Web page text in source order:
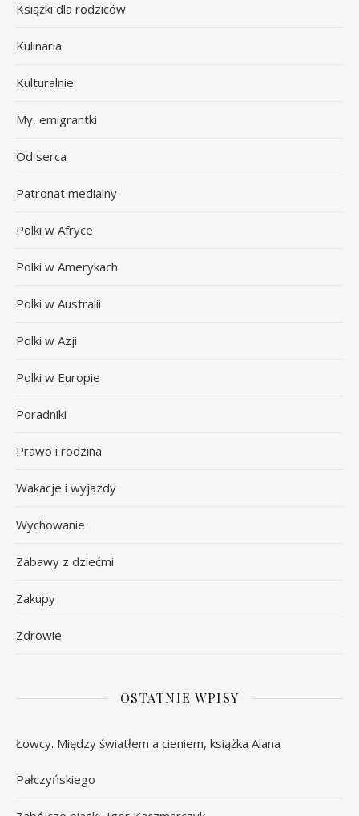
Książki dla rodziców
Kulinaria
Kulturalnie
My, emigrantki
Od serca
Patronat medialny
Polki w Afryce
Polki w Amerykach
Polki w Australii
Polki w Azji
Polki w Europie
Poradniki
Prawo i rodzina
Wakacje i wyjazdy
Wychowanie
Zabawy z dziećmi
Zakupy
Zdrowie
OSTATNIE WPISY
Łowcy. Między światłem a cieniem, książka Alana
Pałczyńskiego